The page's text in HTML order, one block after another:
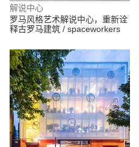
解说中心
罗马风格艺术解说中心，重新诠
释古罗马建筑 / spaceworkers